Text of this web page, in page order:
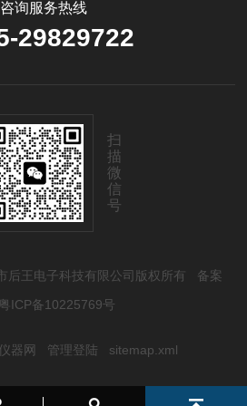
咨询服务热线
29829722
扫
描
微
信
号
后王电子科技有限公司版权所有 备案
ICP备10225769号
器网 管理登陆 sitemap.xml